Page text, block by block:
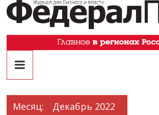
Месяц: Декабрь 2022